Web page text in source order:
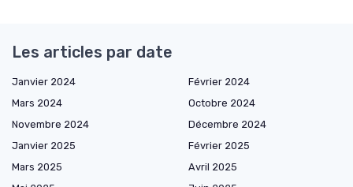
Les articles par date
Janvier 2024
Février 2024
Mars 2024
Octobre 2024
Novembre 2024
Décembre 2024
Janvier 2025
Février 2025
Mars 2025
Avril 2025